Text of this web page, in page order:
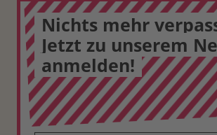
Nichts mehr
Jetzt zu unserem
anmelden!